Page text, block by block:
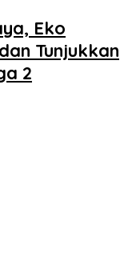
Eko
Tunjukkan
2